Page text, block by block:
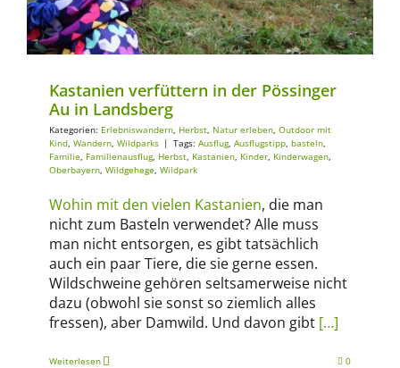
Kastanien verfüttern in der Pössinger
Au in Landsberg
Kategorien: Erlebniswandern, Herbst, Natur erleben, Outdoor mit
Kind, Wandern, Wildparks | Tags: Ausflug, Ausflugstipp, basteln,
Familie, Familienausflug, Herbst, Kastanien, Kinder, Kinderwagen,
Oberbayern, Wildgehege, Wildpark
Wohin mit den vielen Kastanien, die man
nicht zum Basteln verwendet? Alle muss
man nicht entsorgen, es gibt tatsächlich
auch ein paar Tiere, die sie gerne essen.
Wildschweine gehören seltsamerweise nicht
dazu (obwohl sie sonst so ziemlich alles
fressen), aber Damwild. Und davon gibt […]
Weiterlesen 0